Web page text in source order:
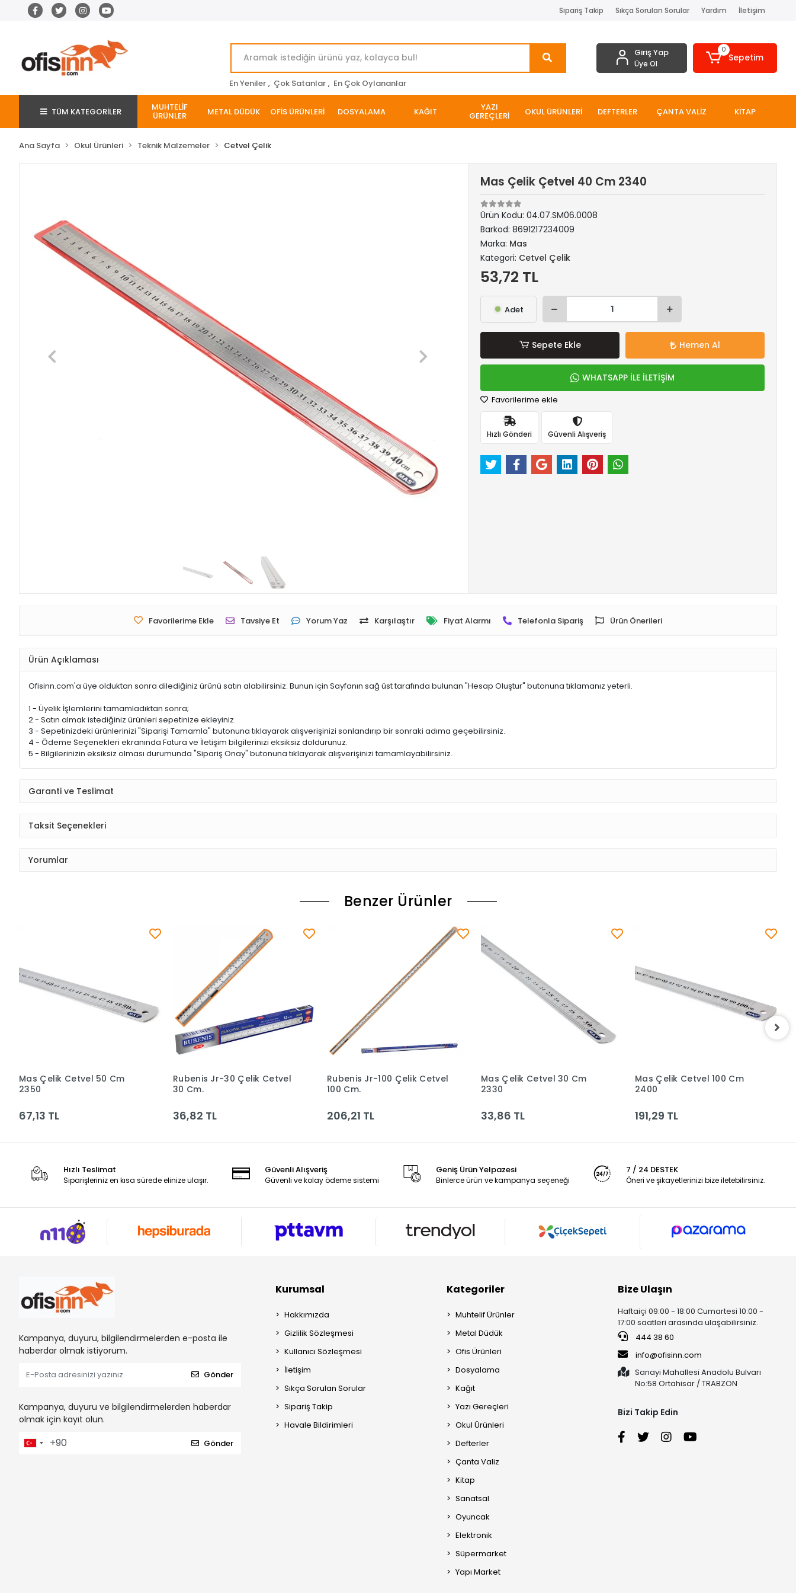
Sipariş Takip Sıkça Sorulan Sorular Yardım İletişim
En Yeniler , Çok Satanlar , En Çok Oylananlar
Giriş Yap
Üye Ol
0
Sepetim
TÜM KATEGORİLER MUHTELİF
ÜRÜNLER METAL DÜDÜK OFİS ÜRÜNLERİ DOSYALAMA KAĞIT YAZI
GEREÇLERİ OKUL ÜRÜNLERİ DEFTERLER ÇANTA VALİZ KİTAP
Ana Sayfa Okul Ürünleri Teknik Malzemeler Cetvel Çelik
Mas Çelik Çetvel 40 Cm 2340
Ürün Kodu:04.07.SM06.0008
Barkod:8691217234009
Marka: Mas
Kategori: Cetvel Çelik
53,72 TL
Adet
Sepete Ekle Hemen Al
WHATSAPP İLE İLETİŞİM
Favorilerime ekle
Hızlı Gönderi Güvenli Alışveriş
Favorilerime Ekle Tavsiye Et Yorum Yaz Karşılaştır Fiyat Alarmı Telefonla Sipariş Ürün Önerileri
Ürün Açıklaması
Ofisinn.com'a üye olduktan sonra dilediğiniz ürünü satın alabilirsiniz. Bunun için Sayfanın sağ üst tarafında bulunan "Hesap Oluştur" butonuna tıklamanız yeterli.
1 - Üyelik İşlemlerini tamamladıktan sonra;
2 - Satın almak istediğiniz ürünleri sepetinize ekleyiniz.
3 - Sepetinizdeki ürünlerinizi "Siparişi Tamamla" butonuna tıklayarak alışverişinizi sonlandırıp bir sonraki adıma geçebilirsiniz.
4 - Ödeme Seçenekleri ekranında Fatura ve İletişim bilgilerinizi eksiksiz doldurunuz.
5 - Bilgilerinizin eksiksiz olması durumunda "Sipariş Onay" butonuna tıklayarak alışverişinizi tamamlayabilirsiniz.
Garanti ve Teslimat
Taksit Seçenekleri
Yorumlar
Benzer Ürünler
Sepete Ekle
Mas Çelik Cetvel 50 Cm
2350
67,13 TL
Sepete Ekle
Rubenis Jr-30 Çelik Cetvel
30 Cm.
36,82 TL
Sepete Ekle
Rubenis Jr-100 Çelik Cetvel
100 Cm.
206,21 TL
Sepete Ekle
Mas Çelik Cetvel 30 Cm
2330
33,86 TL
Sepete Ekle
Mas Çelik Cetvel 100 Cm
2400
191,29 TL
Hızlı Teslimat
Siparişleriniz en kısa sürede elinize ulaşır.
Güvenli Alışveriş
Güvenli ve kolay ödeme sistemi
Geniş Ürün Yelpazesi
Binlerce ürün ve kampanya seçeneği
7 / 24 DESTEK
Öneri ve şikayetlerinizi bize iletebilirsiniz.
Kampanya, duyuru, bilgilendirmelerden e-posta ile
haberdar olmak istiyorum.
Gönder
Kampanya, duyuru ve bilgilendirmelerden haberdar
olmak için kayıt olun.
Gönder
Kurumsal
Hakkımızda
Gizlilik Sözleşmesi
Kullanıcı Sözleşmesi
İletişim
Sıkça Sorulan Sorular
Sipariş Takip
Havale Bildirimleri
Kategoriler
Muhtelif Ürünler
Metal Düdük
Ofis Ürünleri
Dosyalama
Kağıt
Yazı Gereçleri
Okul Ürünleri
Defterler
Çanta Valiz
Kitap
Sanatsal
Oyuncak
Elektronik
Süpermarket
Yapı Market
Bize Ulaşın
Haftaiçi 09:00 - 18:00 Cumartesi 10:00 -
17:00 saatleri arasında ulaşabilirsiniz.
444 38 60
info@ofisinn.com
Sanayi Mahallesi Anadolu Bulvarı
No:58 Ortahisar / TRABZON
Bizi Takip Edin